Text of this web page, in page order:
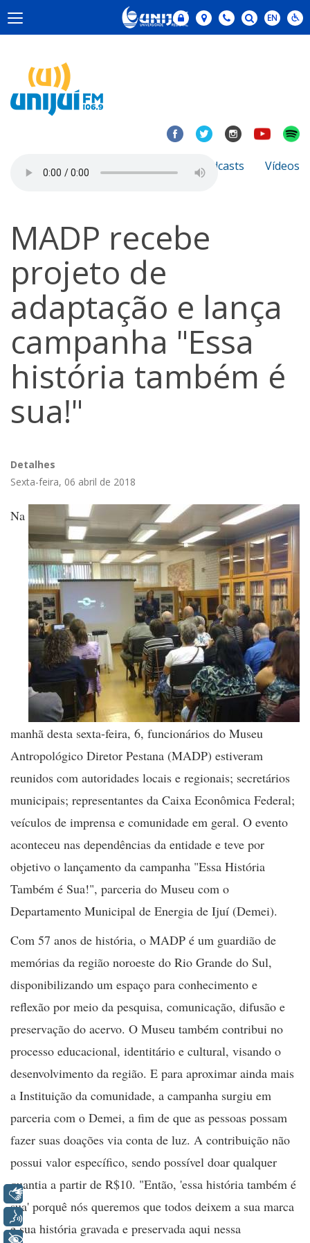
Notícias Podcasts Vídeos
MADP recebe
projeto de
adaptação e lança
campanha "Essa
história também é
sua!"
Detalhes
Sexta-feira, 06 abril de 2018
Na
manhã desta sexta-feira, 6, funcionários do Museu
Antropológico Diretor Pestana (MADP) estiveram
reunidos com autoridades locais e regionais; secretários
municipais; representantes da Caixa Econômica Federal;
veículos de imprensa e comunidade em geral. O evento
aconteceu nas dependências da entidade e teve por
objetivo o lançamento da campanha "Essa História
Também é Sua!", parceria do Museu com o
Departamento Municipal de Energia de Ijuí (Demei).
Com 57 anos de história, o MADP é um guardião de
memórias da região noroeste do Rio Grande do Sul,
disponibilizando um espaço para conhecimento e
reflexão por meio da pesquisa, comunicação, difusão e
preservação do acervo. O Museu também contribui no
processo educacional, identitário e cultural, visando o
desenvolvimento da região. E para aproximar ainda mais
a Instituição da comunidade, a campanha surgiu em
parceria com o Demei, a fim de que as pessoas possam
fazer suas doações via conta de luz. A contribuição não
possui valor específico, sendo possível doar qualquer
quantia a partir de R$10. "Então, 'essa história também é
sua' porquê nós queremos que todos deixem a sua marca
e sua história gravada e preservada aqui nessa
Libras
Voz
+ Acessibilidade